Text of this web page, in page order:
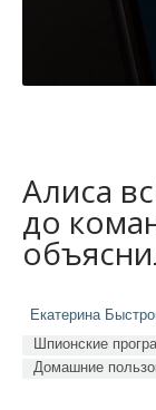
Алиса
до
Екатерина
Шпионские
Домашние